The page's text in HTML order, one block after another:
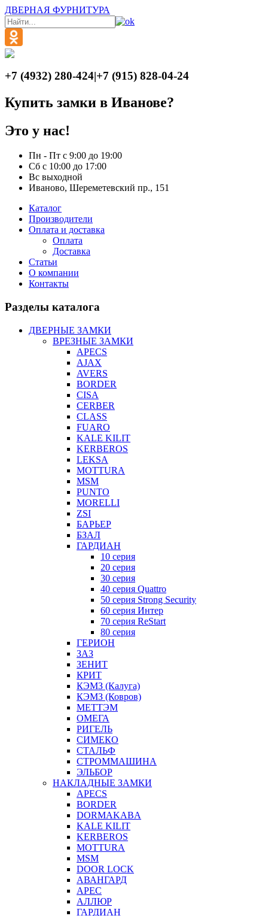
ДВЕРНАЯ ФУРНИТУРА
+7 (4932) 280-424|+7 (915) 828-04-24
Купить замки в Иванове?
Это у нас!
Пн - Пт с 9:00 до 19:00
Сб с 10:00 до 17:00
Вс выходной
Иваново, Шереметевский пр., 151
Каталог
Производители
Оплата и доставка
Оплата
Доставка
Статьи
О компании
Контакты
Разделы каталога
ДВЕРНЫЕ ЗАМКИ
ВРЕЗНЫЕ ЗАМКИ
APECS
AJAX
AVERS
BORDER
CISA
CERBER
CLASS
FUARO
KALE KILIT
KERBEROS
LEKSA
MOTTURA
MSM
PUNTO
MORELLI
ZSI
БАРЬЕР
БЗАЛ
ГАРДИАН
10 серия
20 серия
30 серия
40 серия Quattro
50 серия Strong Security
60 серия Интер
70 серия ReStart
80 серия
ГЕРИОН
ЗАЗ
ЗЕНИТ
КРИТ
КЭМЗ (Калуга)
КЭМЗ (Ковров)
МЕТТЭМ
ОМЕГА
РИГЕЛЬ
СИМЕКО
СТАЛЬФ
СТРОММАШИНА
ЭЛЬБОР
НАКЛАДНЫЕ ЗАМКИ
APECS
BORDER
DORMAKABA
KALE KILIT
KERBEROS
MOTTURA
MSM
DOOR LOCK
АВАНГАРД
АРЕС
АЛЛЮР
ГАРДИАН